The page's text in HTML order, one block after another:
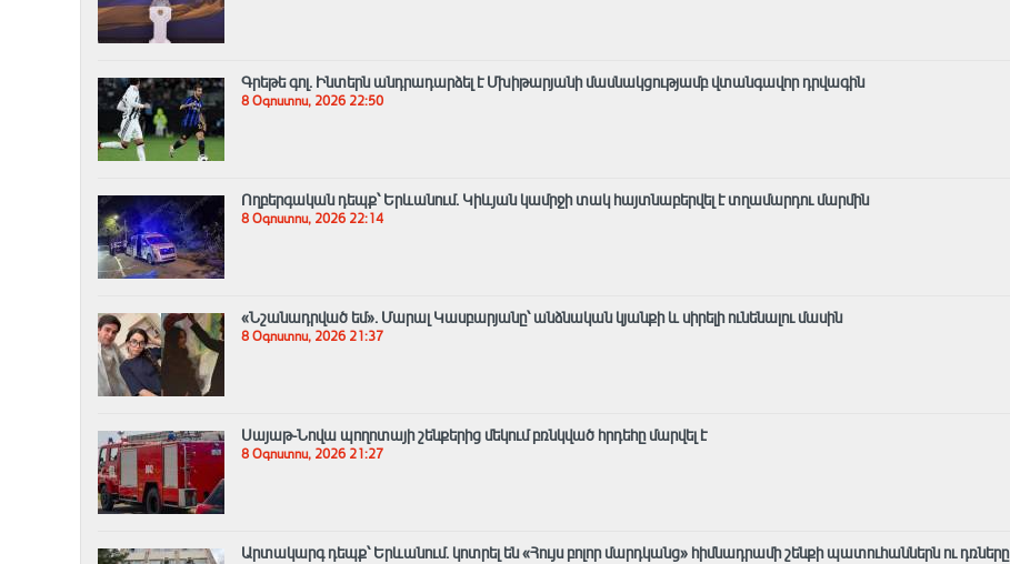
Գրեթե գոլ. Ինտերն անդրադարձել է Մխիթարյանի մասնակցությամբ վտանգավոր դրվագին
8 Օգոստոս, 2026 22:50
Ողբերգական դեպք՝ Երևանում․ Կիևյան կամրջի տակ հայտնաբերվել է տղամարդու մարմին
8 Օգոստոս, 2026 22:14
«Նշանադրված եմ». Մարալ Կասբարյանը՝ անձնական կյանքի և սիրելի ունենալու մասին
8 Օգոստոս, 2026 21:37
Սայաթ-Նովա պողոտայի շենքերից մեկում բռնկված հրդեհը մարվել է
8 Օգոստոս, 2026 21:27
Արտակարգ դեպք՝ Երևանում․ կոտրել են «Հույս բոլոր մարդկանց» հիմնադրամի շենքի պատուհաններն ու դռները